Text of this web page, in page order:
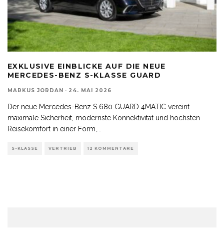
EXKLUSIVE EINBLICKE AUF DIE NEUE
MERCEDES-BENZ S-KLASSE GUARD
MARKUS JORDAN · 24. MAI 2026
Der neue Mercedes-Benz S 680 GUARD 4MATIC vereint
maximale Sicherheit, modernste Konnektivität und höchsten
Reisekomfort in einer Form,
S-KLASSE VERTRIEB 12 KOMMENTARE